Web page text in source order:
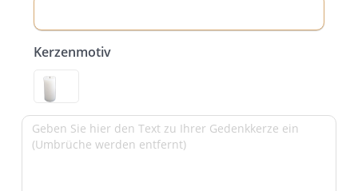
Kerzenmotiv